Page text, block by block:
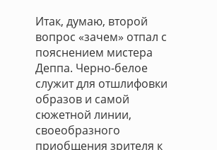
Итак, думаю, второй
вопрос «зачем» отпал с
пояснением мистера
Деппа. Черно-белое
служит для отшлифовки
образов и самой
сюжетной линии,
своеобразного
приобщения зрителя к